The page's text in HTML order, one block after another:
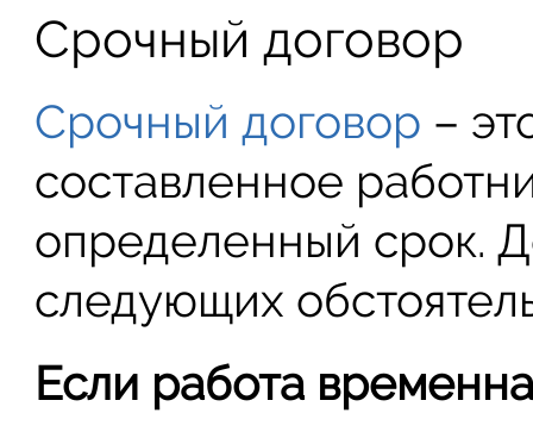
Срочный договор
Срочный договор –
составленное
определенный срок.
следующих
Если работа